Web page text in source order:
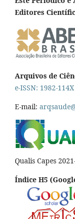
Editores
Arquivos de
e-ISSN: 1982-114X
E-mail:
Qualis Capes
Índice H5